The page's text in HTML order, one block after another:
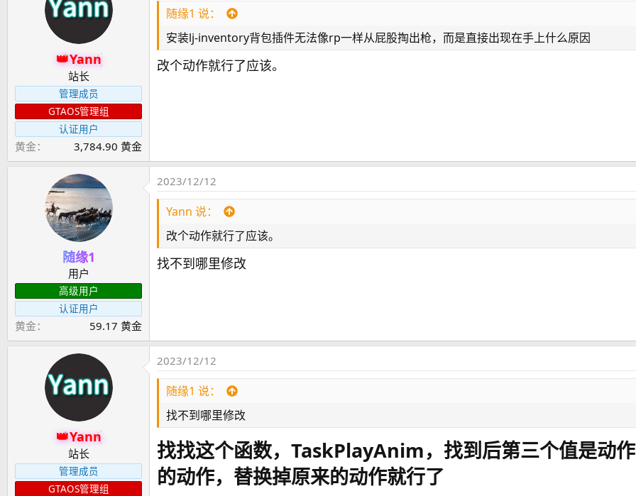
Yann
站长
管理成员
GTAOS管理组
认证用户
黄金 3,784.90 黄金
随缘1 说：
安装lj-inventory背包插件无法像rp一样从屁股掏出枪，而是直接出现在手上什么原因
改个动作就行了应该。
随缘1
用户
高级用户
认证用户
黄金 59.17 黄金
2023/12/12
Yann 说：
改个动作就行了应该。
找不到哪里修改
Yann
站长
管理成员
GTAOS管理组
2023/12/12
随缘1 说：
找不到哪里修改
找找这个函数，TaskPlayAnim，找到后第三个值是动
的动作，替换掉原来的动作就行了​